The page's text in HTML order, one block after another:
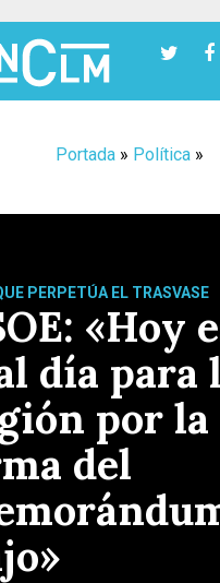
Portada » Política »
PERPETÚA EL TRASVASE
«Hoy
día para
por la
del